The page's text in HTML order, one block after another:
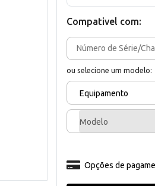
Compativel com:
ou selecione um modelo:
Equipamento
Modelo
Opções de